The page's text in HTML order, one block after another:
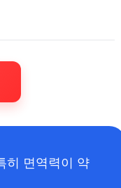
히 면역력이 약